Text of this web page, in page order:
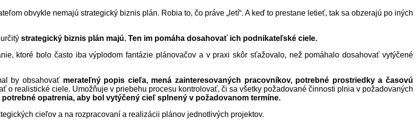
obvykle nemajú strategický biznis plán. Robia to, čo práve „letí“. A keď to prestane letieť, tak sa obzerajú po iných
strategický biznis plán majú. Ten im pomáha dosahovať ich podnikateľské ciele.
ktoré bolo často iba výplodom fantázie plánovačov a v praxi skôr sťažovalo, než pomáhalo dosahovať vytýčené
by obsahovať merateľný popis cieľa, mená zainteresovaných pracovníkov, potrebné prostriedky a časovú
o realistické ciele. Umožňuje v priebehu procesu kontrolovať, či sa všetky požadované činnosti plnia v požadovaných
opatrenia, aby bol vytýčený cieľ splnený v požadovanom termíne.
cieľov a na rozpracovaní a realizácii plánov jednotlivých projektov.